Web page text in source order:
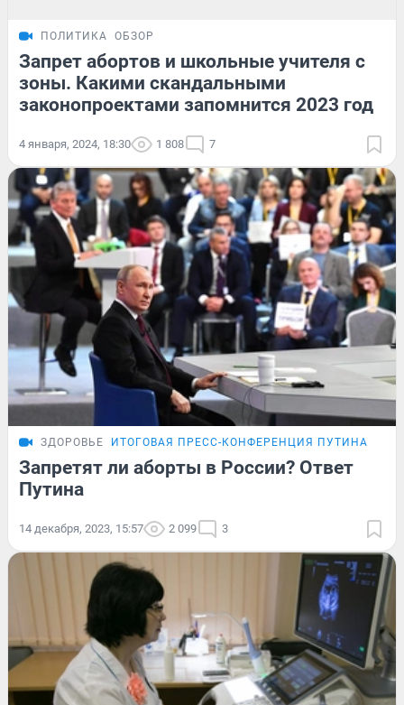
ПОЛИТИКА ОБЗОР
Запрет абортов и школьные учителя с
зоны. Какими скандальными
законопроектами запомнится 2023 год
4 января, 2024, 18:30 1 808 7
ЗДОРОВЬЕ ИТОГОВАЯ ПРЕСС-КОНФЕРЕНЦИЯ ПУТИНА
Запретят ли аборты в России? Ответ
Путина
14 декабря, 2023, 15:57 2 099 3